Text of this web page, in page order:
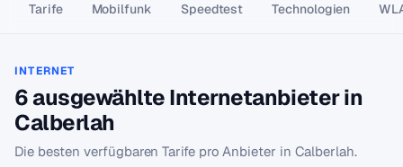
Tarife Mobilfunk Speedtest Technologien
INTERNET
6 ausgewählte Internetanbieter in
Calberlah
Die besten verfügbaren Tarife pro Anbieter in Calberlah.